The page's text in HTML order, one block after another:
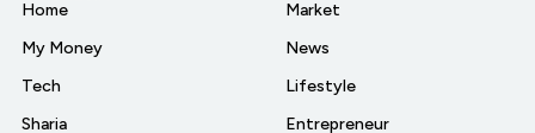
Home
My Money
Tech
Sharia
Market
News
Lifestyle
Entrepreneur